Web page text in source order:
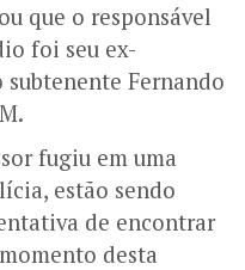
que o responsável
foi seu ex-
Fernando
fugiu em uma
estão sendo
de encontrar
desta